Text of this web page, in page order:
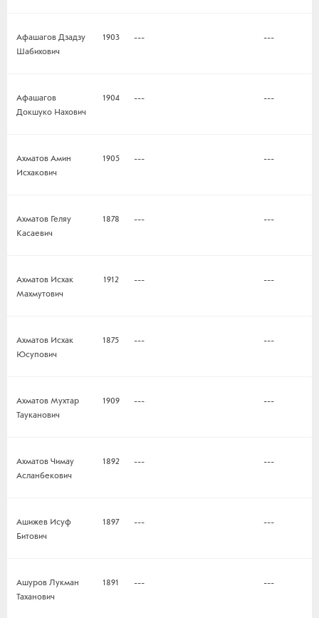
Афашагов Дзадзу
Шабихович
1903 --- ---
Афашагов
Докшуко Нахович
1904 --- ---
Ахматов Амин
Исхакович
1905 --- ---
Ахматов Геляу
Касаевич
1878 --- ---
Ахматов Исхак
Махмутович
1912 --- ---
Ахматов Исхак
Юсупович
1875 --- ---
Ахматов Мухтар
Тауканович
1909 --- ---
Ахматов Чимау
Асланбекович
1892 --- ---
Ашижев Исуф
Битович
1897 --- ---
Ашуров Лукман
Таханович
1891 --- ---